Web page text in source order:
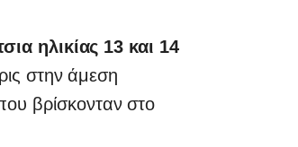
ηλικίας 13 και 14
στην άμεση
βρίσκονταν στο